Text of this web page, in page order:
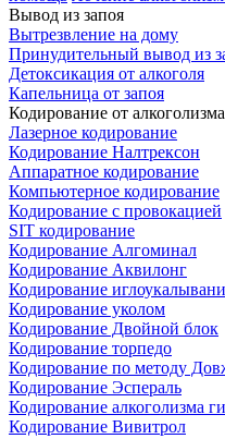
Вывод из запоя
Вытрезвление на дому
Принудительный вывод из
Детоксикация от алкоголя
Капельница от запоя
Кодирование от алкоголизма
Лазерное кодирование
Кодирование Налтрексон
Аппаратное кодирование
Компьютерное кодирование
Кодирование с провокацией
SIT кодирование
Кодирование Алгоминал
Кодирование Аквилонг
Кодирование
Кодирование уколом
Кодирование Двойной блок
Кодирование торпедо
Кодирование по методу
Кодирование Эспераль
Кодирование алкоголизма
Кодирование Вивитрол